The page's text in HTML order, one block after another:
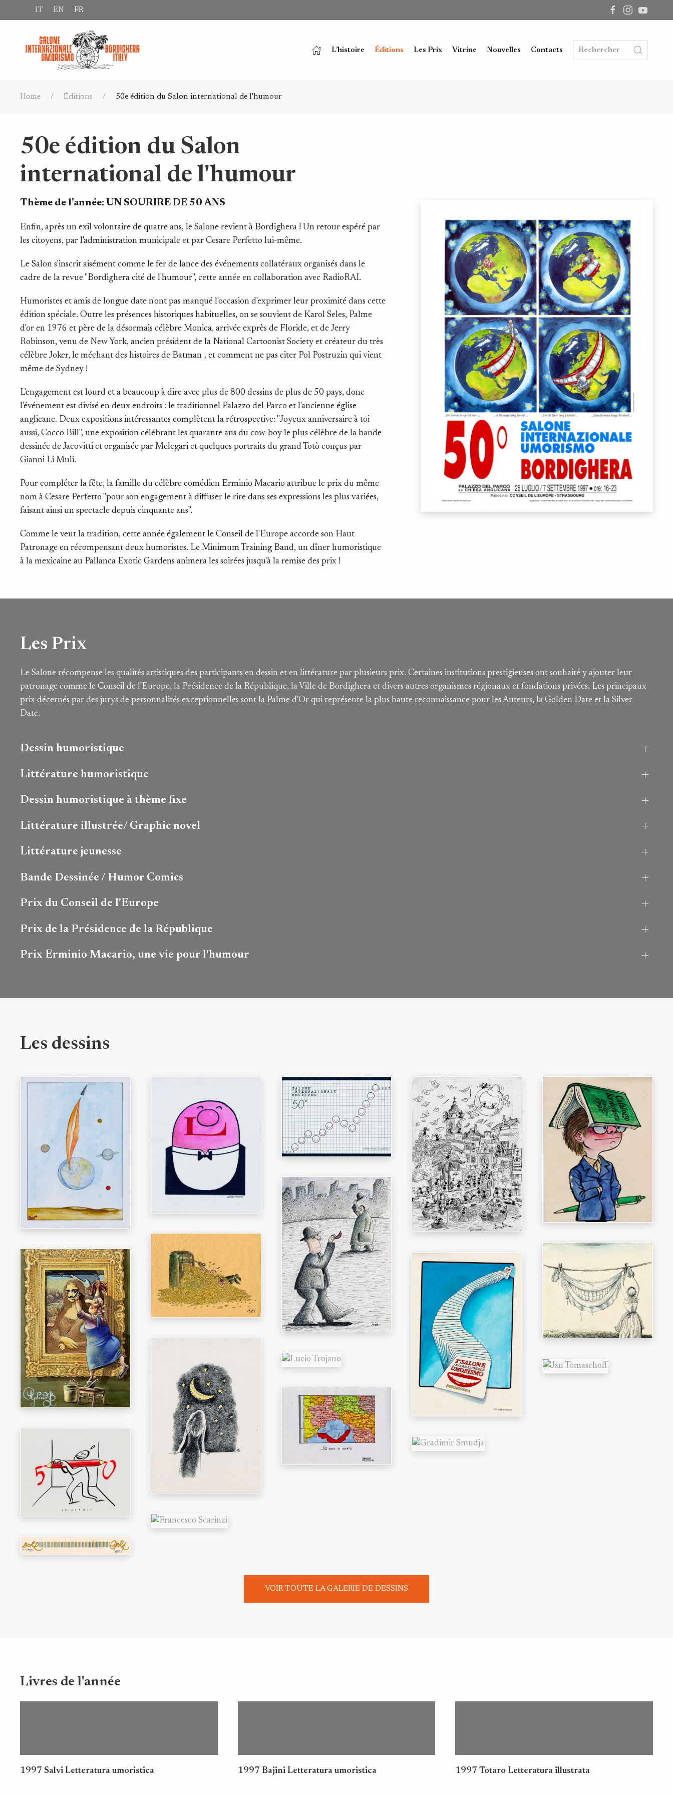
IT EN FR
L’histoire Éditions Les Prix Vitrine Nouvelles Contacts
Home Éditions 50e édition du Salon international de l'humour
50e édition du Salon
international de l'humour
Thème de l'année: UN SOURIRE DE 50 ANS
Enfin, après un exil volontaire de quatre ans, le Salone revient à Bordighera ! Un retour espéré par
les citoyens, par l'administration municipale et par Cesare Perfetto lui-même.
Le Salon s'inscrit aisément comme le fer de lance des événements collatéraux organisés dans le
cadre de la revue "Bordighera cité de l'humour", cette année en collaboration avec RadioRAI.
Humoristes et amis de longue date n'ont pas manqué l'occasion d'exprimer leur proximité dans cette
édition spéciale. Outre les présences historiques habituelles, on se souvient de Karol Seles, Palme
d'or en 1976 et père de la désormais célèbre Monica, arrivée exprès de Floride, et de Jerry
Robinson, venu de New York, ancien président de la National Cartoonist Society et créateur du très
célèbre Joker, le méchant des histoires de Batman ; et comment ne pas citer Pol Postruzin qui vient
même de Sydney !
L'engagement est lourd et a beaucoup à dire avec plus de 800 dessins de plus de 50 pays, donc
l'événement est divisé en deux endroits : le traditionnel Palazzo del Parco et l'ancienne église
anglicane. Deux expositions intéressantes complètent la rétrospective: "Joyeux anniversaire à toi
aussi, Cocco Bill", une exposition célébrant les quarante ans du cow-boy le plus célèbre de la bande
dessinée de Jacovitti et organisée par Melegari et quelques portraits du grand Totò conçus par
Gianni Li Muli.
Pour compléter la fête, la famille du célèbre comédien Erminio Macario attribue le prix du même
nom à Cesare Perfetto "pour son engagement à diffuser le rire dans ses expressions les plus variées,
faisant ainsi un spectacle depuis cinquante ans".
Comme le veut la tradition, cette année également le Conseil de l'Europe accorde son Haut
Patronage en récompensant deux humoristes. Le Minimum Training Band, un dîner humoristique
à la mexicaine au Pallanca Exotic Gardens animera les soirées jusqu'à la remise des prix !
Les Prix
Le Salone récompense les qualités artistiques des participants en dessin et en littérature par plusieurs prix. Certaines institutions prestigieuses ont souhaité y ajouter leur
patronage comme le Conseil de l'Europe, la Présidence de la République, la Ville de Bordighera et divers autres organismes régionaux et fondations privées. Les principaux
prix décernés par des jurys de personnalités exceptionnelles sont la Palme d'Or qui représente la plus haute reconnaissance pour les Auteurs, la Golden Date et la Silver
Date.
Dessin humoristique
Littérature humoristique
Dessin humoristique à thème fixe
Littérature illustrée/ Graphic novel
Littérature jeunesse
Bande Dessinée / Humor Comics
Prix ​​du Conseil de l'Europe
Prix ​​de la Présidence de la République
Prix ​​Erminio Macario, une vie pour l'humour
Les dessins
VOIR TOUTE LA GALERIE DE DESSINS
Livres de l'année
1997 Salvi Letteratura umoristica 1997 Bajini Letteratura umoristica 1997 Totaro Letteratura illustrata